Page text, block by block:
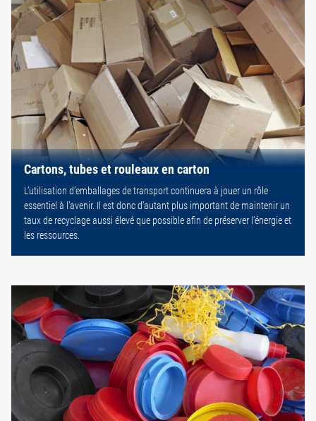
Cartons, tubes et rouleaux en carton
L’utilisation d’emballages de transport continuera à jouer un rôle
essentiel à l’avenir. Il est donc d’autant plus important de maintenir un
taux de recyclage aussi élevé que possible afin de préserver l’énergie et
les ressources.